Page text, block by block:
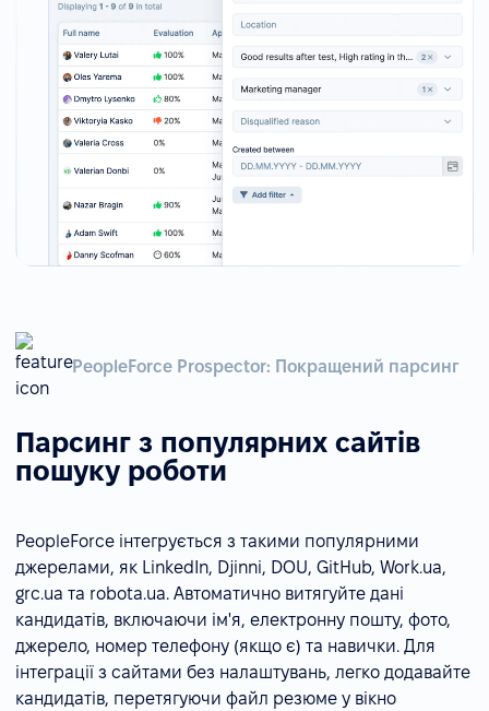
PeopleForce Prospector: Покращений парсинг
Парсинг з популярних сайтів
пошуку роботи
PeopleForce інтегрується з такими популярними
джерелами, як LinkedIn, Djinni, DOU, GitHub, Work.ua,
grc.ua та robota.ua. Автоматично витягуйте дані
кандидатів, включаючи ім'я, електронну пошту, фото,
джерело, номер телефону (якщо є) та навички. Для
інтеграції з сайтами без налаштувань, легко додавайте
кандидатів, перетягуючи файл резюме у вікно